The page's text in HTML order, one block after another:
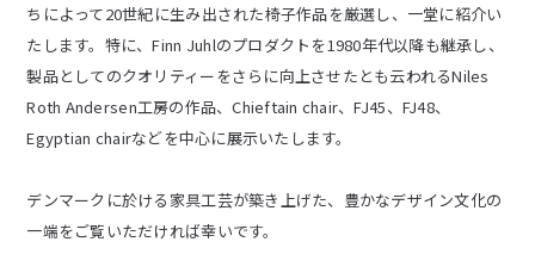
ちによって20世紀に生み出された椅子作品を厳選し、一堂に紹介い
たします。特に、Finn Juhlのプロダクトを1980年代以降も継承し、
製品としてのクオリティーをさらに向上させたとも云われるNiles
Roth Andersen工房の作品、Chieftain chair、FJ45、FJ48、
Egyptian chairなどを中心に展示いたします。
デンマークに於ける家具工芸が築き上げた、豊かなデザイン文化の
一端をご覧いただければ幸いです。